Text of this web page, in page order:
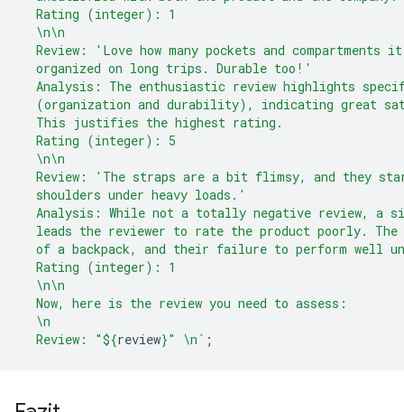
  Rating (integer): 1
  \n\n
Review: 'Love how many pockets and compartments
  organized on long trips. Durable too!'
Analysis: The enthusiastic review highlights
(organization and durability), indicating great
  This justifies the highest rating.
  Rating (integer): 5
  \n\n
Review: 'The straps are a bit flimsy, and they
  shoulders under heavy loads.'
Analysis: While not a totally negative review, a
leads the reviewer to rate the product poorly.
of a backpack, and their failure to perform well
  Rating (integer): 1
  \n\n
  Now, here is the review you need to assess:
  \n
  Review: "
${review}" \n` ;